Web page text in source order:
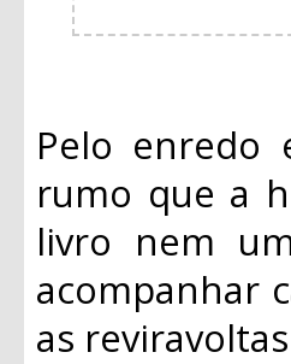
Pelo enredo
rumo que a
livro nem
acompanhar
as